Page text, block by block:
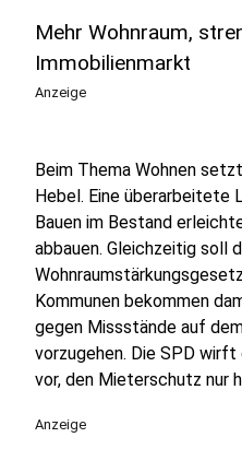
Mehr Wohnraum,
Immobilienmarkt
Anzeige
Beim Thema Wohnen
Hebel. Eine überarbeitete
Bauen im Bestand
abbauen. Gleichzeitig soll
Kommunen bekommen
gegen Missstände auf
vorzugehen. Die SPD
vor, den Mieterschutz nur
Anzeige